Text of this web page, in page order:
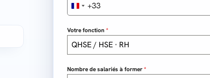
F
a
n
c
e
+33
Votre fonction*
QHSE / HSE · RH
Nombre de salariés à former*